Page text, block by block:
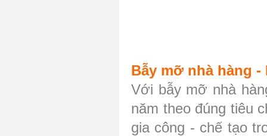
Bẫy mỡ nhà hàng
Với bẫy mỡ nhà
năm theo đúng tiêu
gia công - chế tạo